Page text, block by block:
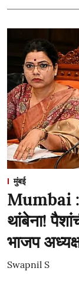
मुंबई
Mumbai :
थांबेना!
भाजप
Swapnil S